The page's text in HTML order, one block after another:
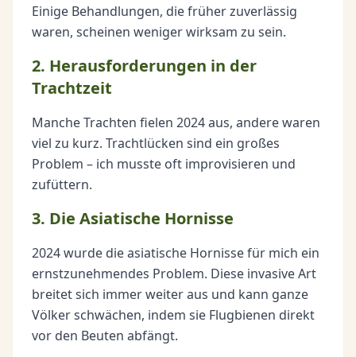
Einige Behandlungen, die früher zuverlässig
waren, scheinen weniger wirksam zu sein.
2. Herausforderungen in der
Trachtzeit
Manche Trachten fielen 2024 aus, andere waren
viel zu kurz. Trachtlücken sind ein großes
Problem – ich musste oft improvisieren und
zufüttern.
3. Die Asiatische Hornisse
2024 wurde die asiatische Hornisse für mich ein
ernstzunehmendes Problem. Diese invasive Art
breitet sich immer weiter aus und kann ganze
Völker schwächen, indem sie Flugbienen direkt
vor den Beuten abfängt.